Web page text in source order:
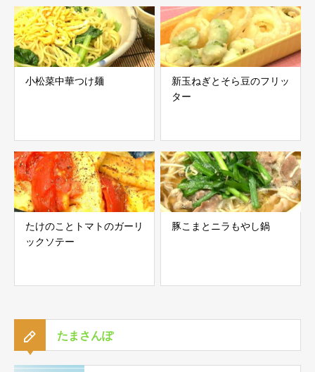
小松菜中華つけ麺
新玉ねぎとそら豆のフリッ
ター
たけのことトマトのガーリ
ックソテー
豚こまとニラもやし鍋
たまさんぽ